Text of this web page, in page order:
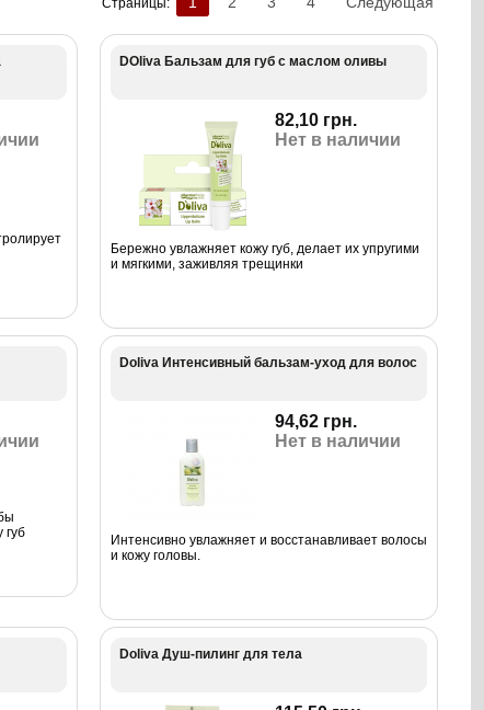
Страницы:
DOliva Бальзам для губ с маслом оливы
82,10 грн.
Нет в наличии
Бережно увлажняет кожу губ, делает их упругими
и мягкими, заживляя трещинки
Doliva Интенсивный бальзам-уход для волос
94,62 грн.
Нет в наличии
Интенсивно увлажняет и восстанавливает волосы
и кожу головы.
Doliva Душ-пилинг для тела